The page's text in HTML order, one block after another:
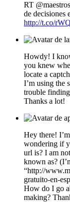
RT
de decisiones
http://t.co/
Howdy! I
you knew
locate a
I’m using the
trouble
Thanks a lot!
Hey there!
wondering if
url is? I am
known as?
“http://
gratuito-en-
How do I go
making?